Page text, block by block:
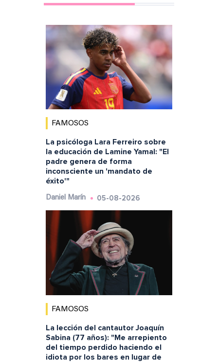
FAMOSOS
La psicóloga Lara Ferreiro sobre
la educación de Lamine Yamal: "El
padre genera de forma
inconsciente un 'mandato de
éxito'"
Daniel Marín 05-08-2026
FAMOSOS
La lección del cantautor Joaquín
Sabina (77 años): "Me arrepiento
del tiempo perdido haciendo el
idiota por los bares en lugar de